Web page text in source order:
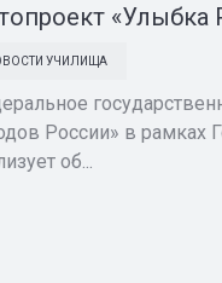
«Улыбка
УЧИЛИЩА
России» в рамках
об...